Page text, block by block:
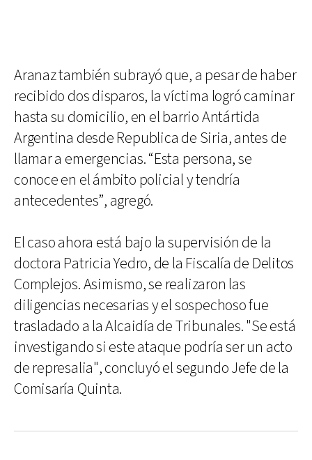
Aranaz también subrayó que, a pesar de haber
recibido dos disparos, la víctima logró caminar
hasta su domicilio, en el barrio Antártida
Argentina desde Republica de Siria, antes de
llamar a emergencias. “Esta persona, se
conoce en el ámbito policial y tendría
antecedentes”, agregó.
El caso ahora está bajo la supervisión de la
doctora Patricia Yedro, de la Fiscalía de Delitos
Complejos. Asimismo, se realizaron las
diligencias necesarias y el sospechoso fue
trasladado a la Alcaidía de Tribunales. "Se está
investigando si este ataque podría ser un acto
de represalia", concluyó el segundo Jefe de la
Comisaría Quinta.